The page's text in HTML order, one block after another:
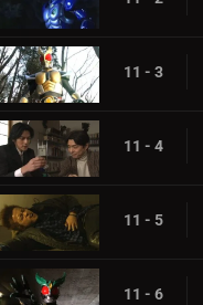
11 - 3
11 - 4
11 - 5
11 - 6